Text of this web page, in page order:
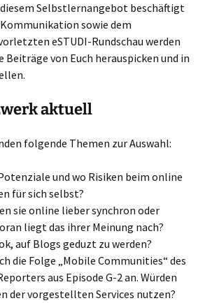
Selbstlernangebot beschäftigt
sowie dem
eSTUDI-Rundschau werden
Beiträge von Euch herauspicken und in
aktuell
folgende Themen zur Auswahl:
und wo Risiken beim online
für sich selbst?
sie online lieber synchron oder
liegt das ihrer Meinung nach?
auf Blogs geduzt zu werden?
die Folge „Mobile Communities“ des
aus Episode G-2 an. Würden
der vorgestellten Services nutzen?